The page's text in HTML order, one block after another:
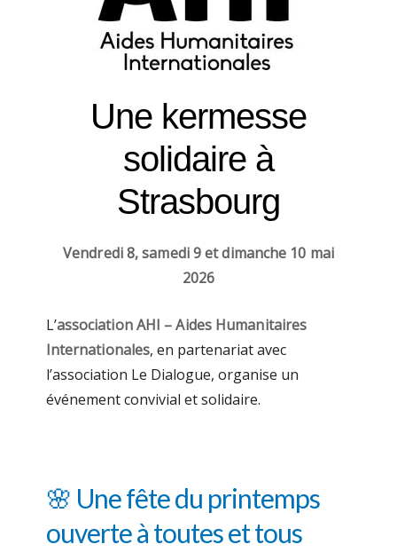
Une kermesse
solidaire à
Strasbourg
Vendredi 8, samedi 9 et dimanche 10 mai
2026
L’association AHI – Aides Humanitaires
Internationales, en partenariat avec
l’association Le Dialogue, organise un
événement convivial et solidaire.
🌸 Une fête du printemps
ouverte à toutes et tous